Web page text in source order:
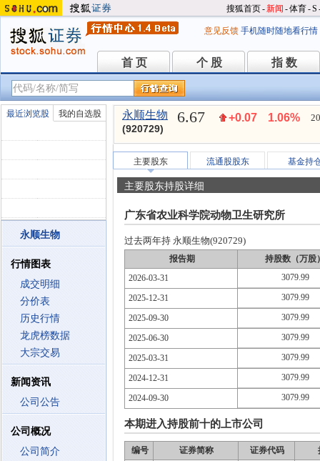
搜狐首页-新闻 -体育-S
意见反馈 手机随时随地看行情
首 页
首 页 个 股
个 股 指 数
指 数
最近浏览股 我的自选股
永顺生物
行情图表
成交明细
分价表
历史行情
龙虎榜数据
大宗交易
新闻资讯
公司公告
公司概况
公司简介
永顺生物
(920729)
6.67 +0.07 1.06%
主要股东 流通股股东 基金持
主要股东持股详细
广东省农业科学院动物卫生研究所
过去两年持 永顺生物(920729)
报告期
持股数（万股
2026-03-31
3079.99
2025-12-31 3079.99
2025-09-30 3079.99
2025-06-30 3079.99
2025-03-31 3079.99
2024-12-31 3079.99
2024-09-30 3079.99
本期进入持股前十的上市公司
编号 证券简称 证券代码